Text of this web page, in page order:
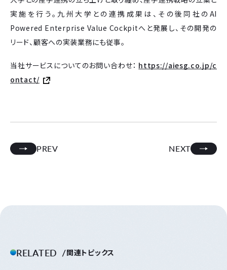
実施を行う。九州大学との連携成果は、その後同社のAI
Powered Enterprise Value Cockpitへと発展し、その開発の
リード、顧客への実装業務にも従事。
当社サービスについてのお問い合わせ： https://aiesg.co.jp/c
ontact/
PREV NEXT
RELATED 関連トピックス